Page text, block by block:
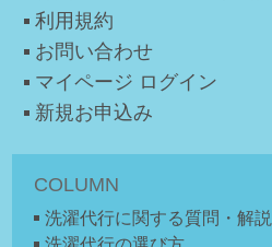
利用規約
お問い合わせ
マイページ ログイン
新規お申込み
COLUMN
洗濯代行に関する質問・解説